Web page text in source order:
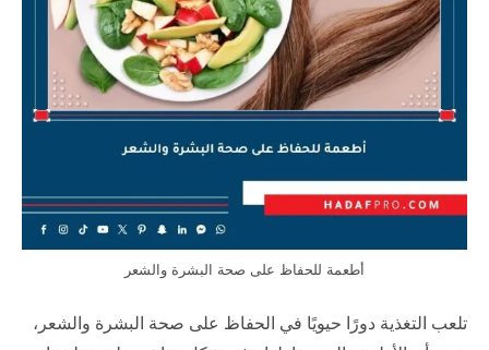
أطعمة للحفاظ على صحة البشرة والشعر
تلعب التغذية دورًا حيويًا في الحفاظ على صحة البشرة والشعر،